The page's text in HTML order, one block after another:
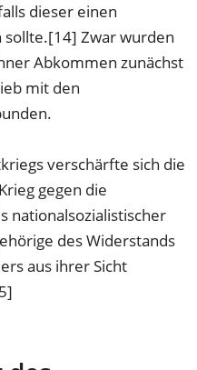
dieser einen
sollte.[14] Zwar wurden
Abkommen zunächst
mit den
verschärfte sich die
gegen die
nationalsozialistischer
des Widerstands
aus ihrer Sicht